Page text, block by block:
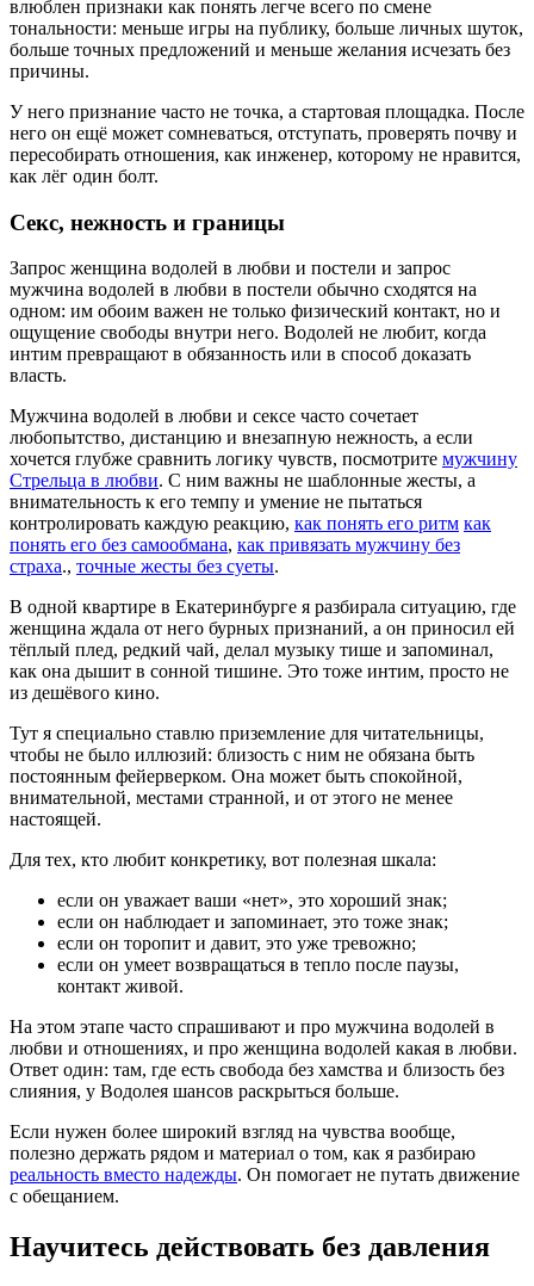
влюблен признаки как понять легче всего по смене
тональности: меньше игры на публику, больше личных шуток,
больше точных предложений и меньше желания исчезать без
причины.
У него признание часто не точка, а стартовая площадка. После
него он ещё может сомневаться, отступать, проверять почву и
пересобирать отношения, как инженер, которому не нравится,
как лёг один болт.
Секс, нежность и границы
Запрос женщина водолей в любви и постели и запрос
мужчина водолей в любви в постели обычно сходятся на
одном: им обоим важен не только физический контакт, но и
ощущение свободы внутри него. Водолей не любит, когда
интим превращают в обязанность или в способ доказать
власть.
Мужчина водолей в любви и сексе часто сочетает
любопытство, дистанцию и внезапную нежность, а если
хочется глубже сравнить логику чувств, посмотрите мужчину
Стрельца в любви. С ним важны не шаблонные жесты, а
внимательность к его темпу и умение не пытаться
контролировать каждую реакцию, как понять его ритм как
понять его без самообмана, как привязать мужчину без
страха., точные жесты без суеты.
В одной квартире в Екатеринбурге я разбирала ситуацию, где
женщина ждала от него бурных признаний, а он приносил ей
тёплый плед, редкий чай, делал музыку тише и запоминал,
как она дышит в сонной тишине. Это тоже интим, просто не
из дешёвого кино.
Тут я специально ставлю приземление для читательницы,
чтобы не было иллюзий: близость с ним не обязана быть
постоянным фейерверком. Она может быть спокойной,
внимательной, местами странной, и от этого не менее
настоящей.
Для тех, кто любит конкретику, вот полезная шкала:
если он уважает ваши «нет», это хороший знак;
если он наблюдает и запоминает, это тоже знак;
если он торопит и давит, это уже тревожно;
если он умеет возвращаться в тепло после паузы,
контакт живой.
На этом этапе часто спрашивают и про мужчина водолей в
любви и отношениях, и про женщина водолей какая в любви.
Ответ один: там, где есть свобода без хамства и близость без
слияния, у Водолея шансов раскрыться больше.
Если нужен более широкий взгляд на чувства вообще,
полезно держать рядом и материал о том, как я разбираю
реальность вместо надежды. Он помогает не путать движение
с обещанием.
Научитесь действовать без давления